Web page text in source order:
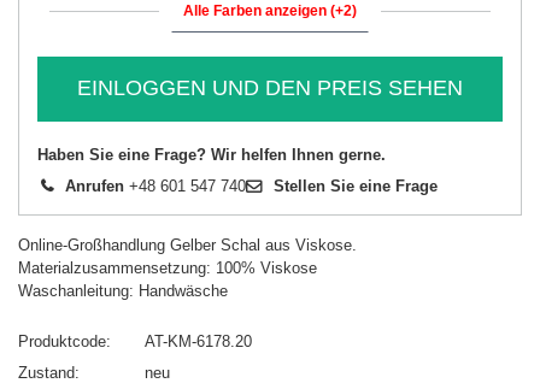
Alle Farben anzeigen (+2)
EINLOGGEN UND DEN PREIS SEHEN
Haben Sie eine Frage? Wir helfen Ihnen gerne.
Anrufen +48 601 547 740 Stellen Sie eine Frage
Online-Großhandlung Gelber Schal aus Viskose.
Materialzusammensetzung: 100% Viskose
Waschanleitung: Handwäsche
Produktcode
AT-KM-6178.20
Zustand
neu